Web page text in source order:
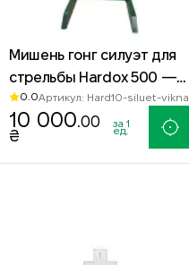
Мишень гонг силуэт для
стрельбы Hardox 500 —
мишень на подставке с
окошками
0.0Артикул: Hard10-siluet-vikna
10 000 .00
₴
за 1
ед.